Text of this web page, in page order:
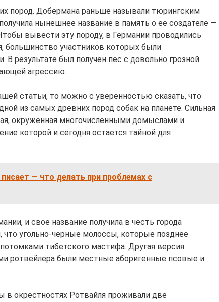
пород. Добермана раньше называли тюрингским
нынешнее название в память о ее создателе —
вывести эту породу, в Германии проводились
большинство участников которых были
результате был получен пес с довольно грозной
агрессию.
статьи, то можно с уверенностью сказать, что
из самых древних пород собак на планете. Сильная
окруженная многочисленными домыслами и
которой и сегодня остается тайной для
— что делать при проблемах с
и свое название получила в честь города
что угольно-черные молоссы, которые позднее
тибетского мастифа. Другая версия
ротвейлера были местные аборигенные псовые и
окрестностях Ротвайля проживали две